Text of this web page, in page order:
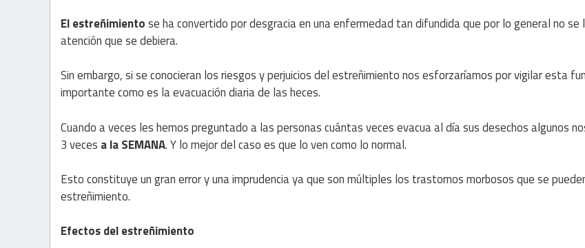
El estreñimientose ha convertido por desgracia en una enfermedad tan difundida que por lo general no
atención que se debiera.
Sin embargo, si se conocieran los riesgos y perjuicios del estreñimiento nos esforzaríamos por vigilar esta
importante como es la evacuación diaria de las heces.
Cuando a veces les hemos preguntado a las personas cuántas veces evacua al día sus desechos algunos
3 veces a la SEMANA. Y lo mejor del caso es que lo ven como lo normal.
Esto constituye un gran error y una imprudencia ya que son múltiples los trastornos morbosos que se
estreñimiento.
Efectos del estreñimiento